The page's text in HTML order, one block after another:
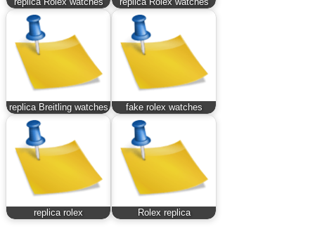
replica Breitling watches fake rolex watches
replica rolex Rolex replica